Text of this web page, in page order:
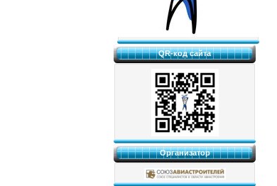
QR-код сайта
Организатор